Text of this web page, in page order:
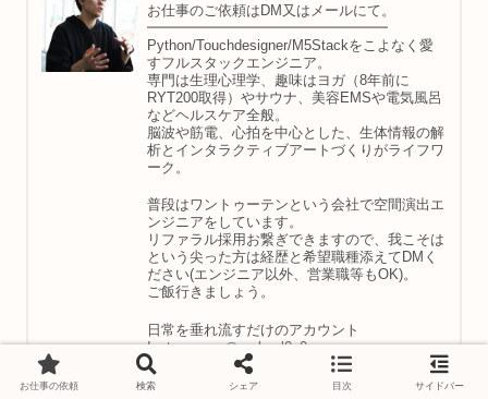
お仕事のご依頼はDM又はメールにて。
━━━━━━━━━━━━━━━━━
Python/Touchdesigner/M5Stackをこよなく愛
すフルスタックエンジニア。
専門は生理心理学、趣味はヨガ（8年前に
RYT200取得）やサウナ、美容EMSや電気風呂
などヘルスケア全般。
脳波や筋電、心拍を中心とした、生体情報の解
析とインタラクティブアートづくりがライフワ
ーク。
普段はワントゥーテンという会社で空間演出エ
ンジニアをしています。
リファラル採用お繋ぎできますので、我こそは
という尖った方は経歴と希望職種添えてDMく
ださい(エンジニア以外、営業職等もOK)。
ご飯行きましょう。
日常を垂れ流すだけのアカウント
Instagram：＠malmal0v0
発信を今後がんばる予定のアカウント
お仕事の依頼 検索 シェア 目次 サイドバー